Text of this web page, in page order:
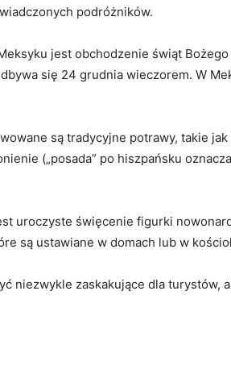
podróżników.
jest obchodzenie świąt
się 24 grudnia wieczorem. W
są tradycyjne potrawy, takie
(„posada” po hiszpańsku
uroczyste święcenie figurki
są ustawiane w domach lub w
niezwykle zaskakujące dla